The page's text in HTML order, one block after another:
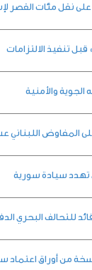
نقل مئات القصر
تنفيذ الالتزامات
والأمنية
المفاوض اللبناني
تهدد سيادة سورية
للتحالف البحري
من أوراق اعتماد